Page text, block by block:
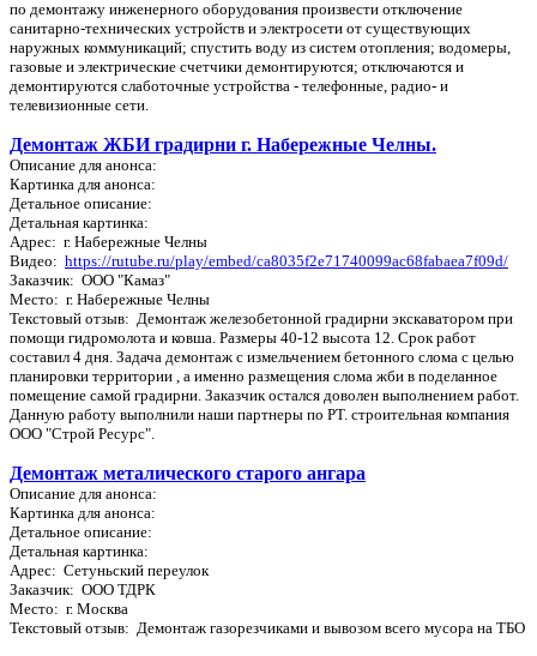
по демонтажу инженерного оборудования произвести отключение
санитарно-технических устройств и электросети от существующих
наружных коммуникаций; спустить воду из систем отопления; водомеры,
газовые и электрические счетчики демонтируются; отключаются и
демонтируются слаботочные устройства - телефонные, радио- и
телевизионные сети.
Демонтаж ЖБИ градирни г. Набережные Челны.
Описание для анонса:
Картинка для анонса:
Детальное описание:
Детальная картинка:
Адрес: г. Набережные Челны
Видео: https://rutube.ru/play/embed/ca8035f2e71740099ac68fabaea7f09d/
Заказчик: ООО "Камаз"
Место: г. Набережные Челны
Текстовый отзыв: Демонтаж железобетонной градирни экскаватором при
помощи гидромолота и ковша. Размеры 40-12 высота 12. Срок работ
составил 4 дня. Задача демонтаж с измельчением бетонного слома с целью
планировки территории , а именно размещения слома жби в поделанное
помещение самой градирни. Заказчик остался доволен выполнением работ.
Данную работу выполнили наши партнеры по РТ. строительная компания
ООО "Строй Ресурс".
Демонтаж металического старого ангара
Описание для анонса:
Картинка для анонса:
Детальное описание:
Детальная картинка:
Адрес: Сетуньский переулок
Заказчик: ООО ТДРК
Место: г. Москва
Текстовый отзыв: Демонтаж газорезчиками и вывозом всего мусора на ТБО